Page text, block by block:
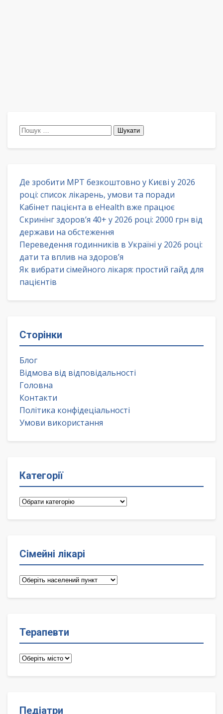
Пошук:
Де зробити МРТ безкоштовно у Києві у 2026
році: список лікарень, умови та поради
Кабінет пацієнта в eHealth вже працює
Скринінг здоров’я 40+ у 2026 році: 2000 грн від
держави на обстеження
Переведення годинників в Україні у 2026 році:
дати та вплив на здоров’я
Як вибрати сімейного лікаря: простий гайд для
пацієнтів
Сторінки
Блог
Відмова від відповідальності
Головна
Контакти
Політика конфідеціальності
Умови використання
Категорії
Категорії
Сімейні лікарі
Сімейні
Терапевти
Терапевти
Педіатри